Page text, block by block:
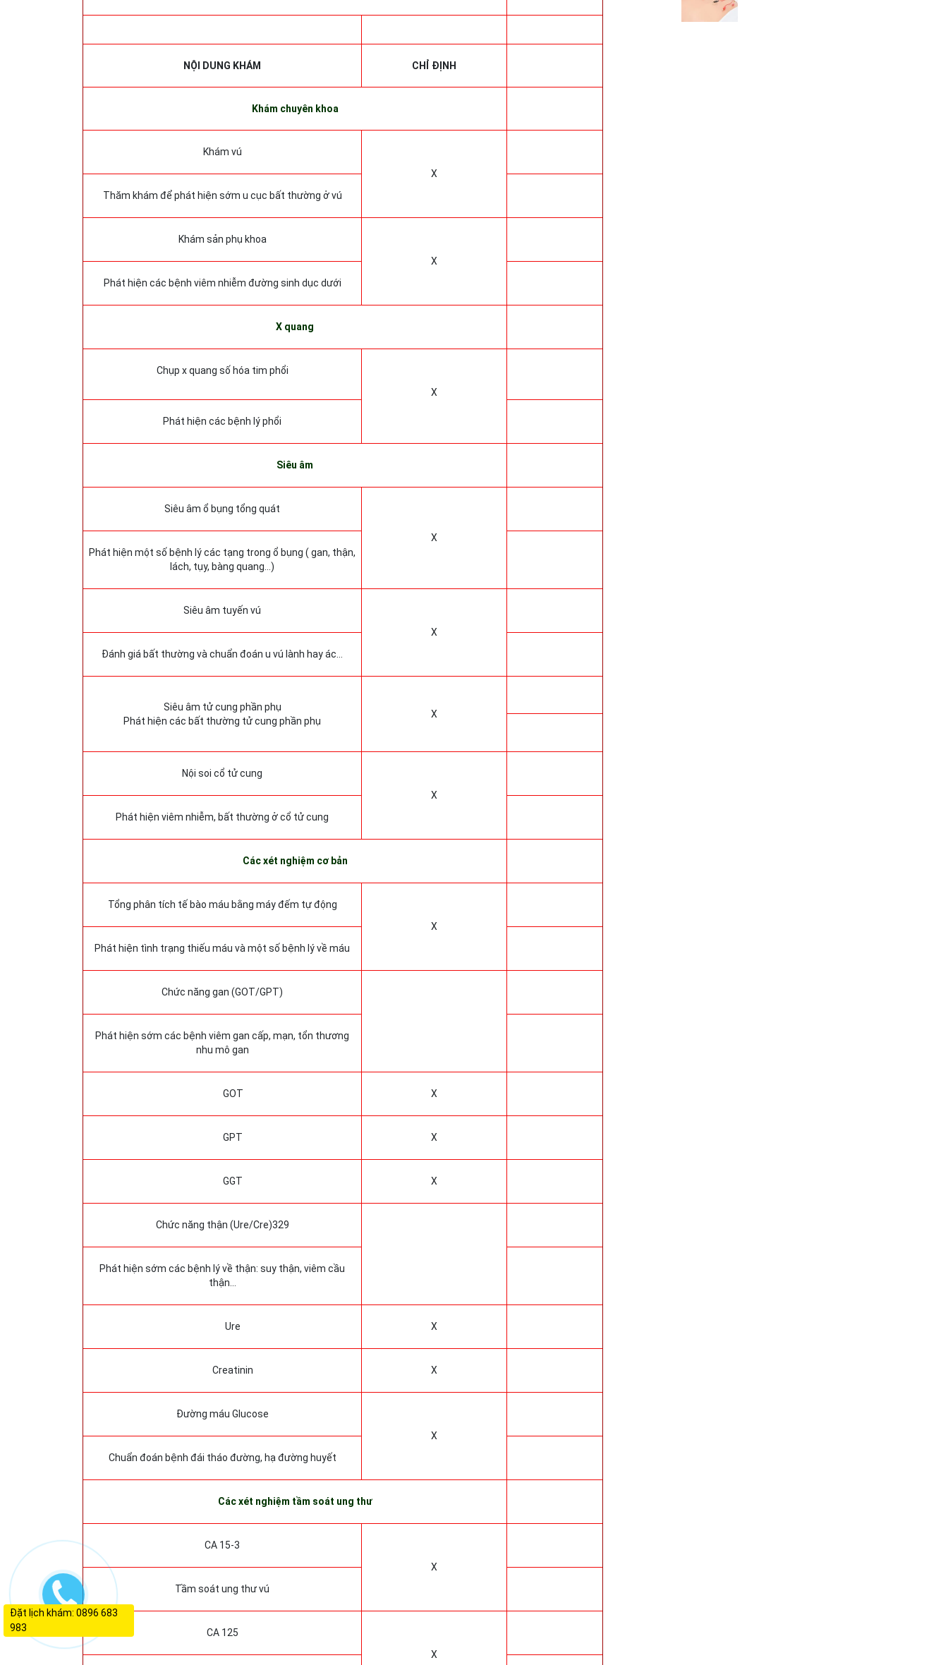
NỘI DUNG KHÁM CHỈ ĐỊNH
Khám chuyên khoa
Khám vú
X
Thăm khám để phát hiện sớm u cục bất thường ở vú
Khám sản phụ khoa
X
Phát hiện các bệnh viêm nhiễm đường sinh dục dưới
X quang
Chụp x quang số hóa tim phổi
X
Phát hiện các bệnh lý phổi
Siêu âm
Siêu âm ổ bụng tổng quát
X
Phát hiện một số bệnh lý các tạng trong ổ bụng ( gan, thận,
lách, tụy, bàng quang…)
Siêu âm tuyến vú
X
Đánh giá bất thường và chuẩn đoán u vú lành hay ác…
Siêu âm tử cung phần phụ
Phát hiện các bất thường tử cung phần phụ
X
Nội soi cổ tử cung
X
Phát hiện viêm nhiễm, bất thường ở cổ tử cung
Các xét nghiệm cơ bản
Tổng phân tích tế bào máu bằng máy đếm tự động
X
Phát hiện tình trạng thiếu máu và một số bệnh lý về máu
Chức năng gan (GOT/GPT)
Phát hiện sớm các bệnh viêm gan cấp, mạn, tổn thương
nhu mô gan
GOT X
GPT X
GGT X
Chức năng thận (Ure/Cre)329
Phát hiện sớm các bệnh lý về thận: suy thận, viêm cầu
thận…
Ure X
Creatinin X
Đường máu Glucose
X
Chuẩn đoán bệnh đái tháo đường, hạ đường huyết
Các xét nghiệm tầm soát ung thư
CA 15-3
X
Tầm soát ung thư vú
CA 125
X
Đặt lịch khám: 0896 683
983